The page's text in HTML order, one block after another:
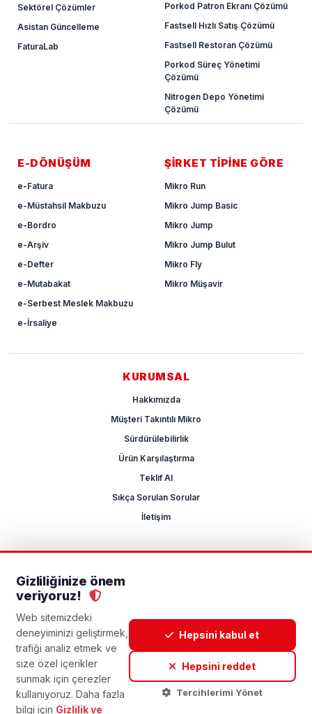
Gizliliğinize önem
veriyoruz!
Web sitemizdeki
deneyiminizi geliştirmek,
trafiği analiz etmek ve
size özel içerikler
sunmak için çerezler
kullanıyoruz. Daha fazla
bilgi için Gizlilik ve
Hepsini kabul et
Hepsini reddet
Tercihlerimi Yönet
Sektörel Çözümler
Asistan Güncelleme
FaturaLab
Porkod Patron Ekranı Çözümü
Fastsell Hızlı Satış Çözümü
Fastsell Restoran Çözümü
Porkod Süreç Yönetimi
Çözümü
Nitrogen Depo Yönetimi
Çözümü
E-DÖNÜŞÜM
e-Fatura
e-Müstahsil Makbuzu
e-Bordro
e-Arşiv
e-Defter
e-Mutabakat
e-Serbest Meslek Makbuzu
e-İrsaliye
ŞİRKET TİPİNE GÖRE
Mikro Run
Mikro Jump Basic
Mikro Jump
Mikro Jump Bulut
Mikro Fly
Mikro Müşavir
KURUMSAL
Hakkımızda
Müşteri Takıntılı Mikro
Sürdürülebilirlik
Ürün Karşılaştırma
Teklif Al
Sıkça Sorulan Sorular
İletişim
KVKKGizlilik Politikası